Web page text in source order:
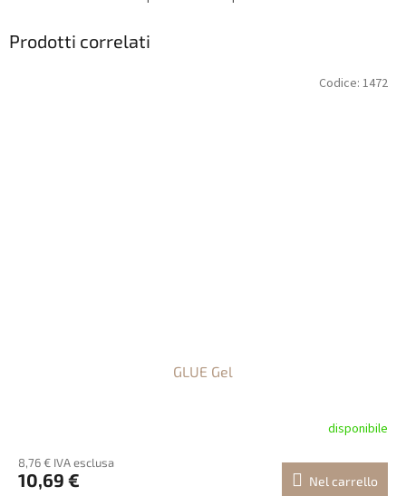
Prodotti correlati
GLUE Gel
disponibile
8,76 € IVA esclusa
10,69 € Nel carrello
Codice: 1472